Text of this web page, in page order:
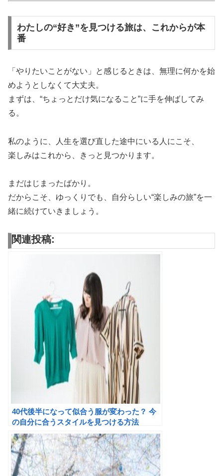
わたしの“好き”を見つける旅は、これからが本
番
「やりたいことがない」と感じるときは、無理に何かを始
めようとしなくて大丈夫。
まずは、“ちょっとだけ気になること”に手を伸ばしてみ
る。
私のように、人生を選び直した途中にいる人にこそ、
楽しみはこれから、きっと見つかります。
まだはじまったばかり。
だからこそ、ゆっくりでも、自分らしい“楽しみの旅”を一
緒に続けていきましょう。
関連投稿:
40代後半になって似合う服が変わった？ 今
の自分に合うスタイルを見つける方法